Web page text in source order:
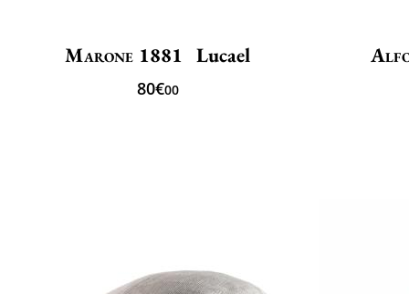
Marone 1881 Lucael
80€00